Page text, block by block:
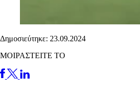
Δημοσιεύτηκε: 23.09.2024
ΜΟΙΡΑΣΤΕΙΤΕ ΤΟ